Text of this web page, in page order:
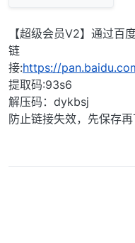
【超级会员V2】通过百
链
接:https://
提取码:93s6
解压码：dykbsj
防止链接失效，先保存